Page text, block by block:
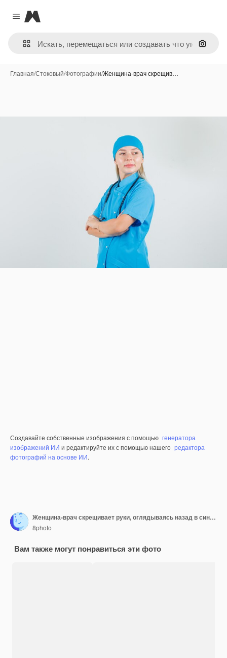
Close menu
Magnific
Поиск
Главная/Стоковый/Фотографии/Женщина-врач скрещив…
Создавайте собственные изображения с помощью генератора
изображений ИИ и редактируйте их с помощью нашего редактора
фотографий на основе ИИ.
Женщина-врач скрещивает руки, оглядываясь назад в синей форме и с надеждой.
8photo
Вам также могут понравиться эти фото